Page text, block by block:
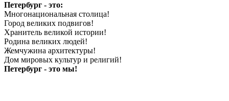
Петербург - это:
Многонациональная столица!
Город великих подвигов!
Хранитель великой истории!
Родина великих людей!
Жемчужина архитектуры!
Дом мировых культур и религий!
Петербург - это мы!